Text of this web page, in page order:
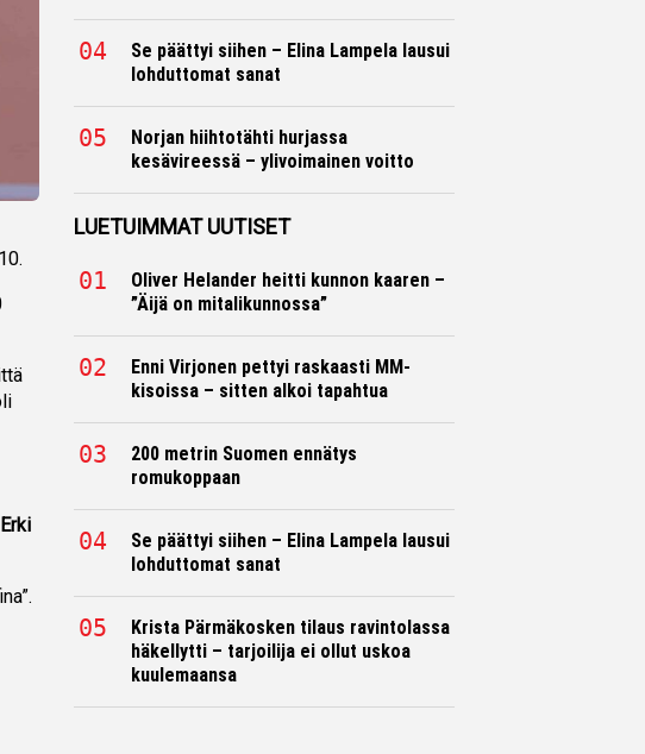
Erki
Se päättyi siihen – Elina Lampela lausui
lohduttomat sanat
Norjan hiihtotähti hurjassa
kesävireessä – ylivoimainen voitto
LUETUIMMAT UUTISET
Oliver Helander heitti kunnon kaaren –
”Äijä on mitalikunnossa”
Enni Virjonen pettyi raskaasti MM-
kisoissa – sitten alkoi tapahtua
200 metrin Suomen ennätys
romukoppaan
Se päättyi siihen – Elina Lampela lausui
lohduttomat sanat
Krista Pärmäkosken tilaus ravintolassa
häkellytti – tarjoilija ei ollut uskoa
kuulemaansa